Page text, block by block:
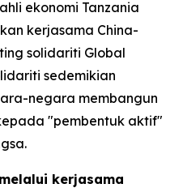
ekonomi Tanzania
kerjasama China-
solidariti Global
sedemikian
negara membangun
"pembentuk aktif"
kerjasama